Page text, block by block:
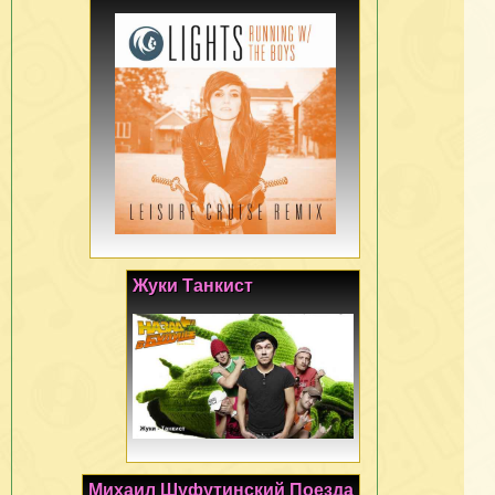
Жуки Танкист
Михаил Шуфутинский Поезда